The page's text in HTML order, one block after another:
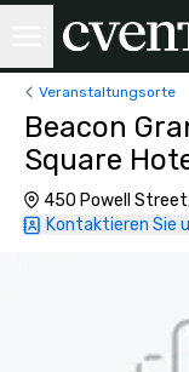
Veranstaltungsorte
Beacon
Square
450 Powell Street,
Kontaktieren Sie